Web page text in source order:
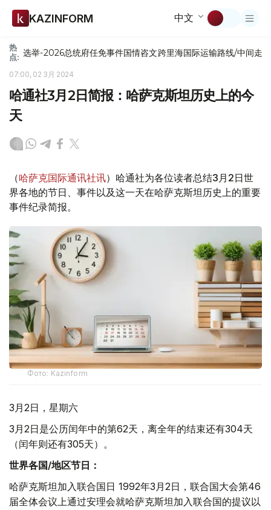
KAZINFORM 中文
热
点: 选举-2026总统府任免事件国情咨文跨里海国际运输路线/中间走廊
07:00, 02 3月 2024
哈通社3月2日简报：哈萨克斯坦历史上的今
天
（哈萨克国际通讯社讯）哈通社为各位读者总结3月2日世
界各地的节日、事件以及这一天在哈萨克斯坦历史上的重要
事件纪录简报。
Фото: Kazinform
3月2日，星期六
3月2日是公历闰年中的第62天，离全年的结束还有304天
（闰年则还有305天）。
世界各国/地区节日：
哈萨克斯坦加入联合国日 1992年3月2日，联合国大会第46
届全体会议上通过安理会就哈萨克斯坦加入联合国的提议以